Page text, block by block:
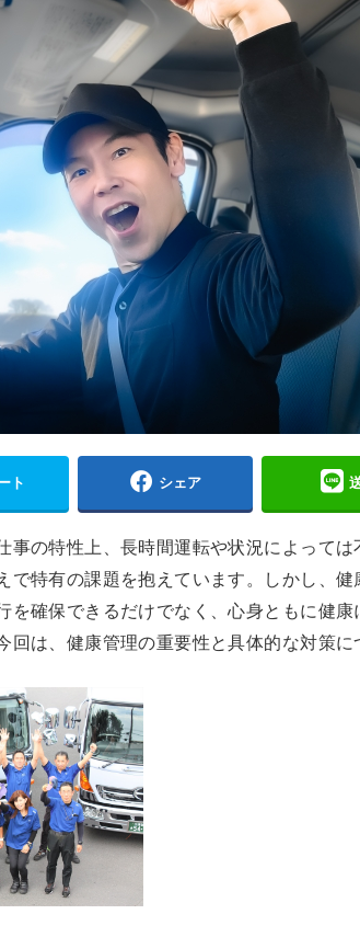
ト シェア
事の特性上、長時間運転や状況によって
で特有の課題を抱えています。しかし、
を確保できるだけでなく、心身ともに健康
回は、健康管理の重要性と具体的な対策に